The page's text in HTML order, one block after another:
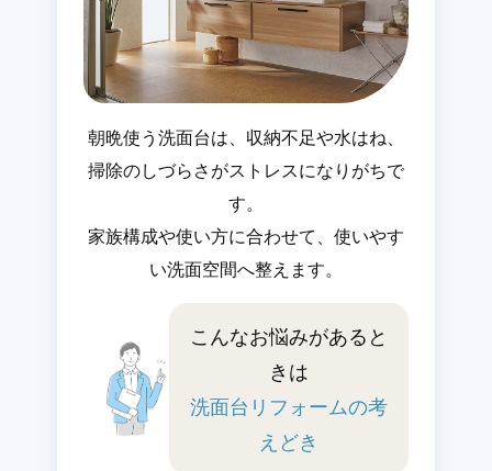
朝晩使う洗面台は、収納不足や水はね、
掃除のしづらさがストレスになりがちで
す。
家族構成や使い方に合わせて、使いやす
い洗面空間へ整えます。
こんなお悩みがあると
きは
洗面台リフォームの考
えどき